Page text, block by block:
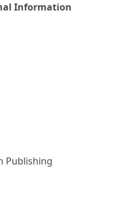
Information
Publishing